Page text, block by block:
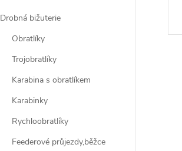
Drobná bižuterie
Obratlíky
Trojobratlíky
Karabina s obratlíkem
Karabinky
Rychloobratlíky
Feederové průjezdy,běžce